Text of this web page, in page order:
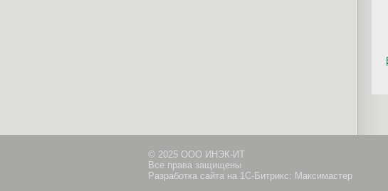
© 2025 ООО ИНЭК-ИТ
Все права защищены
Разработка сайта на 1С-Битрикс: Максимастер